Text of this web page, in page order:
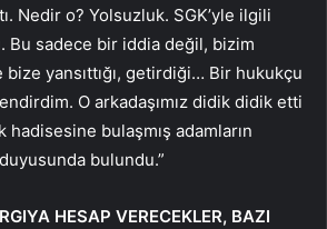
Nedir o? Yolsuzluk. SGK’yle ilgili
Bu sadece bir iddia değil, bizim
yansıttığı, getirdiği… Bir hukukçu
O arkadaşımız didik didik etti
bulaşmış adamların
bulundu.”
HESAP VERECEKLER, BAZI